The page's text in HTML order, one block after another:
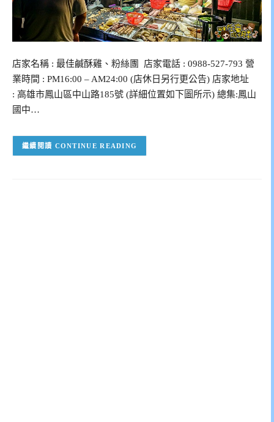
店家名稱 : 最佳鹹酥雞、粉絲團 店家電話 : 0988-527-793 營
業時間 : PM16:00 – AM24:00 (店休日另行更公告) 店家地址
: 高雄市鳳山區中山路185號 (詳細位置如下圖所示) 總集:鳳山
國中…
CONTINUE READING